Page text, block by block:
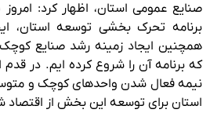
صنایع عمومی استان، اظهار کرد:
برنامه تحرک بخشی توسعه استان،
همچنین ایجاد زمینه رشد صنایع
که برنامه آن را شروع کرده ایم. در
نیمه فعال شدن واحدهای کوچک و
استان برای توسعه این بخش از اقتصاد